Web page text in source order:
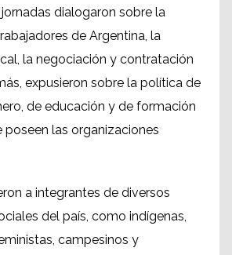
dialogaron sobre la
de Argentina, la
la negociación y contratación
expusieron sobre la política de
de educación y de formación
poseen las organizaciones
a integrantes de diversos
del país, como indígenas,
campesinos y